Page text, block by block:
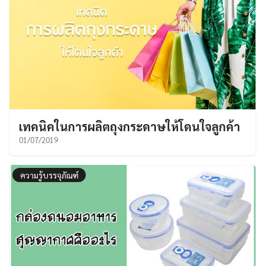
เทคนิคในการผลิตถุงกระดาษให้โดนใจลูกค้า
01/07/2019
ความรู้บรรจุภัณฑ์